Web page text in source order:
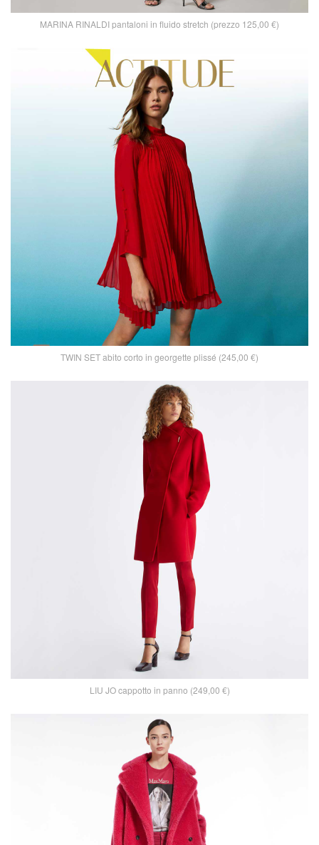
MARINA RINALDI pantaloni in fluido stretch (prezzo 125,00 €)
TWIN SET abito corto in georgette plissé (245,00 €)
LIU JO cappotto in panno (249,00 €)